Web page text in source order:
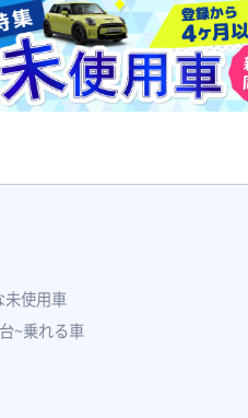
未使用車
~乗れる車